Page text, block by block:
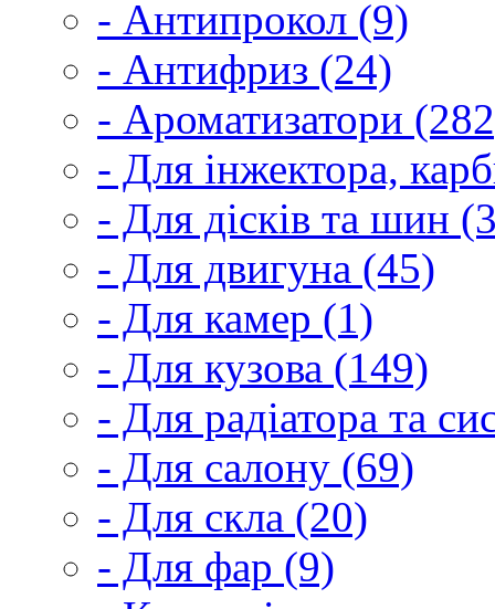
- Антипрокол (9)
- Антифриз (24)
- Ароматизатори
- Для інжектора,
- Для дісків та шин
- Для двигуна (45)
- Для камер (1)
- Для кузова (149)
- Для радіатора та
- Для салону (69)
- Для скла (20)
- Для фар (9)